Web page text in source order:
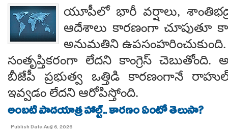
యూపీలో భారీ వర్షాలు,
ఆదేశాలు కారణంగా చూపుతూ
అనుమతిని
సంతృప్తికరంగా లేదని కాంగ్రెస్ చెబుతోంది.
బీజేపీ ప్రభుత్వ ఒత్తిడి కారణంగానే
ఇవ్వడం లేదని ఆరోపిస్తోంది.
అంబటి పాదయాత్ర హాల్ట్.. కారణం ఏంటో తెలుసా?
Publish Date:Aug 6, 2026